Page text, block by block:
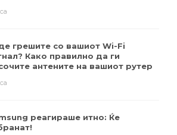
грешите со вашиот Wi-Fi
Како правилно да ги
антените на вашиот рутер
реагираше итно: Ќе